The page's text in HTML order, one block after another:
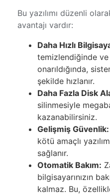
Bu yazılımı düzenli
avantajı vardır:
Daha Hızlı
temizlendiğinde
onarıldığında,
şekilde hızlanır.
Daha Fazla Disk
silinmesiyle
kazanabilirsiniz.
Gelişmiş Güvenlik:
kötü amaçlı
sağlanır.
Otomatik Bakım:
bilgisayarınızın
kalmaz. Bu,